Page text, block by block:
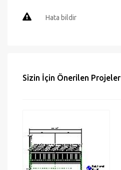
Hata bildir
Sizin İçin Önerilen Projeler